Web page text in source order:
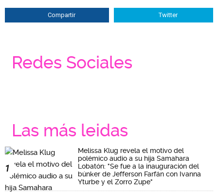
Compartir Twitter
Redes Sociales
Las más leidas
1
Melissa Klug revela el motivo del
polémico audio a su hija Samahara
Lobatón: "Se fue a la inauguración del
búnker de Jefferson Farfán con Ivanna
Yturbe y el Zorro Zupe"